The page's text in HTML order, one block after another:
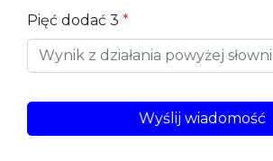
*
Pięć dodać 3 *
Wyślij wiadomość